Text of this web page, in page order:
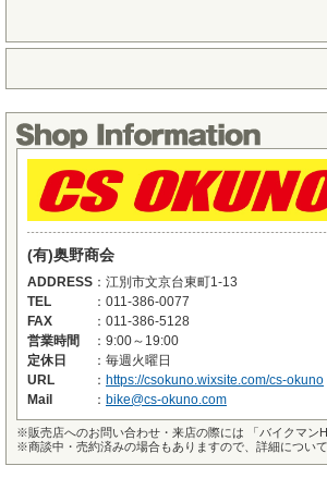
(有)奥野商会
ADDRESS ： 江別市文京台東町1-13
TEL
： 011-386-0077
FAX
： 011-386-5128
営業時間
： 9:00～19:00
定休日
： 毎週火曜日
URL
： https://csokuno.wixsite.com/cs-okuno
Mail
： bike@cs-okuno.com
※販売店へのお問い合わせ・来店の際には 「バイクマ
※商談中・売約済みの場合もありますので、詳細につい